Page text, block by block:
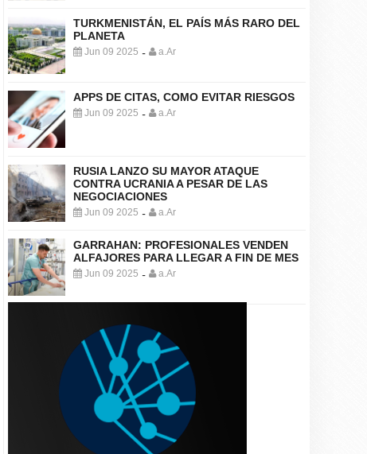
TURKMENISTÁN, EL PAÍS MÁS RARO DEL
PLANETA
Jun 09 2025 - a.Ar
APPS DE CITAS, COMO EVITAR RIESGOS
Jun 09 2025 - a.Ar
RUSIA LANZO SU MAYOR ATAQUE
CONTRA UCRANIA A PESAR DE LAS
NEGOCIACIONES
Jun 09 2025 - a.Ar
GARRAHAN: PROFESIONALES VENDEN
ALFAJORES PARA LLEGAR A FIN DE MES
Jun 09 2025 - a.Ar